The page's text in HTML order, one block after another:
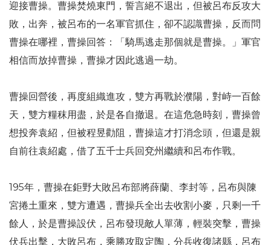
迎接曹操。曹操焚燒東門，誓言絕不退出，但被呂布反攻大
敗，出奔，被呂布的一名軍官抓住，卻不認識曹操，反而問
曹操在哪裡，曹操回答：「騎馬逃走那個就是曹操。」軍官
相信而放掉曹操，曹操才因此逃過一劫。
曹操回營後，再度組織進攻，雙方再戰於濮陽，對峙一百餘
天，雙方糧秣用盡，於是各自撤退。在這危急時刻，曹操曾
想投奔袁紹，但被程昱勸阻，曹操這才打消念頭，但還是親
自前往袁紹處，借了五千士兵回兗州繼續和呂布作戰。
195年，曹操在鉅野大敗呂布部將薛蘭、李封等，呂布與陳
宮捲土重來，雙方遭遇，曹操兵全出去收割小麥，只剩一千
餘人，於是曹操設伏，呂布發現敵人單薄，輕裝突擊，曹操
伏兵出擊，大敗呂布，乘勝攻取定陶，分兵收復諸縣，呂布